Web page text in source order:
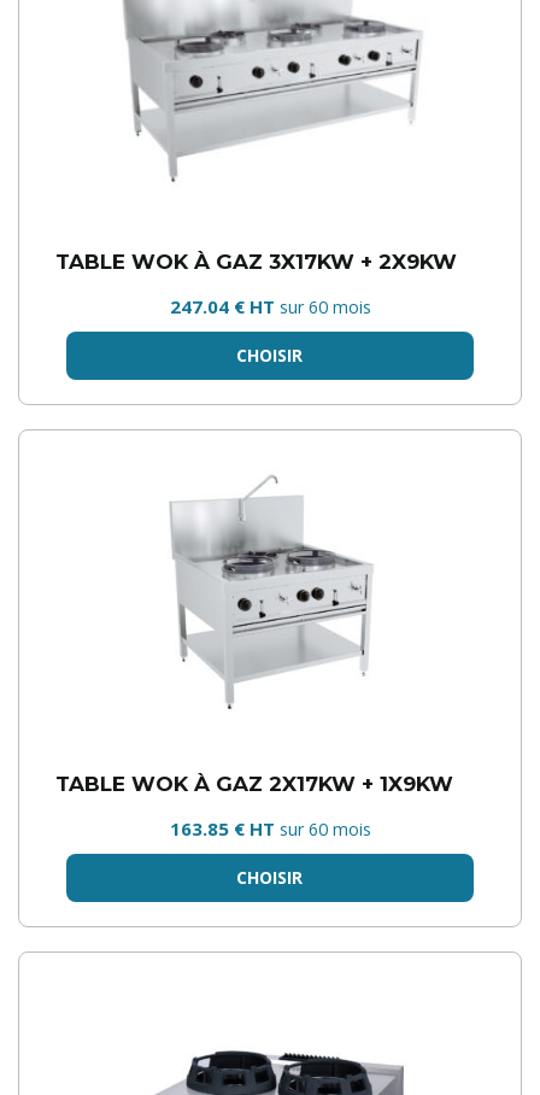
TABLE WOK À GAZ 3X17KW + 2X9KW
247.04 € HT sur 60 mois
CHOISIR
TABLE WOK À GAZ 2X17KW + 1X9KW
163.85 € HT sur 60 mois
CHOISIR